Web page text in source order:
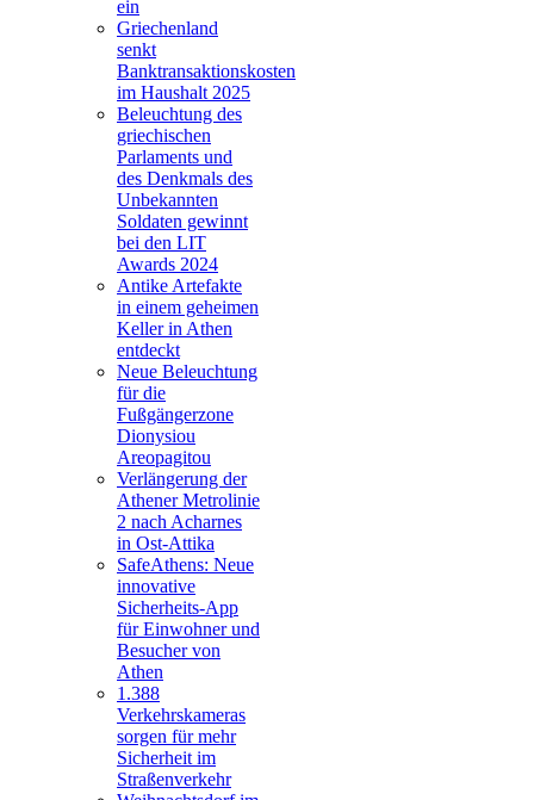
ein
Griechenland
senkt
Banktransaktionskosten
im Haushalt 2025
Beleuchtung des
griechischen
Parlaments und
des Denkmals des
Unbekannten
Soldaten gewinnt
bei den LIT
Awards 2024
Antike Artefakte
in einem geheimen
Keller in Athen
entdeckt
Neue Beleuchtung
für die
Fußgängerzone
Dionysiou
Areopagitou
Verlängerung der
Athener Metrolinie
2 nach Acharnes
in Ost-Attika
SafeAthens: Neue
innovative
Sicherheits-App
für Einwohner und
Besucher von
Athen
1.388
Verkehrskameras
sorgen für mehr
Sicherheit im
Straßenverkehr